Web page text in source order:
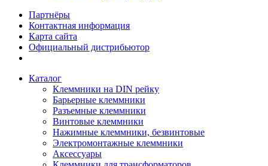
Партнёры
Контактная информация
Карта сайта
Официальный дистрибьютор
Каталог
Клеммники на DIN рейку
Барьерные клеммники
Разъемные клеммники
Винтовые клеммники
Нажимные клеммники, безвинтовые
Электромонтажные клеммники
Аксессуары